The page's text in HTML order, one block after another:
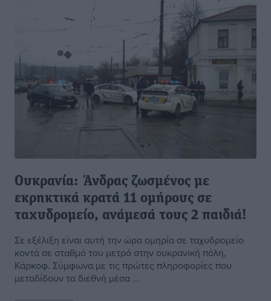
Ουκρανία: Άνδρας ζωσμένος με
εκρηκτικά κρατά 11 ομήρους σε
ταχυδρομείο, ανάμεσά τους 2 παιδιά!
Σε εξέλιξη είναι αυτή την ώρα ομηρία σε ταχυδρομείο
κοντά σε σταθμό του μετρό στην ουκρανική πόλη,
Κάρκοφ. Σύμφωνα με τις πρώτες πληροφορίες που
μεταδίδουν τα διεθνή μέσα ...